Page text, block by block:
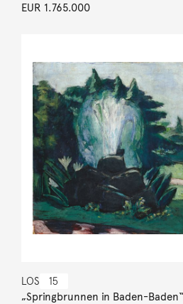
EUR 1.765.000
LOS 15
„Springbrunnen in Baden-